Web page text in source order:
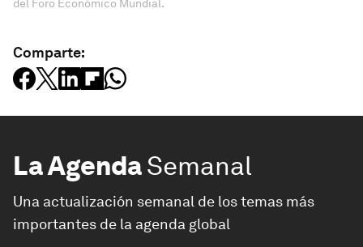
del Foro Económico Mundial.
Comparte:
La AgendaSemanal
Una actualización semanal de los temas más
importantes de la agenda global